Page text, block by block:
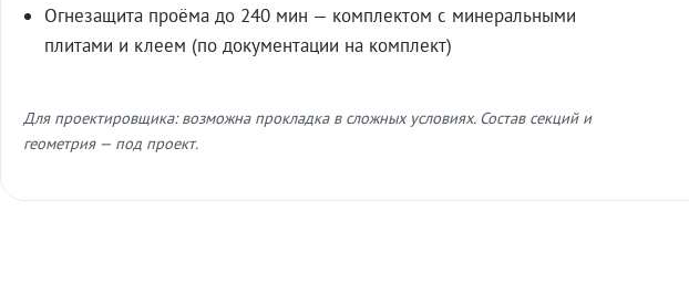
Огнезащита проёма до 240 мин — комплектом с минеральными
плитами и клеем (по документации на комплект)
Для проектировщика: возможна прокладка в сложных условиях. Состав секций и
геометрия — под проект.